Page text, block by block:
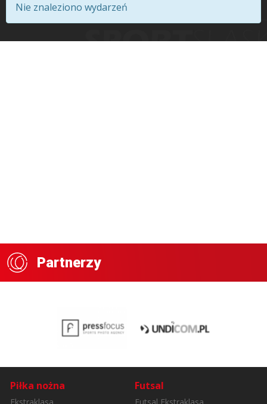
Nie znaleziono wydarzeń
Partnerzy
Piłka nożna Futsal